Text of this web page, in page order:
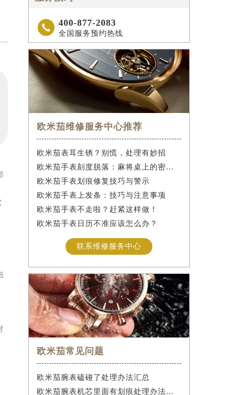
 400-877-2083
全国服务预约热线
欧米茄维修服务中心推荐
欧米茄表耳生锈？别慌，处理有妙招
欧米茄手表刻度脱落：麻将桌上的密室逃脱术
欧米茄手表划痕修复技巧与警示
欧米茄手表上发条：技巧与注意事项
欧米茄手表不走啦？赶紧这样做！
欧米茄手表日历不准应该怎么办？
联系维修服务中心
欧米茄常见问题
欧米茄腕表磕碰了处理办法汇总
欧米茄腕表机芯里面有划痕处理办法详解